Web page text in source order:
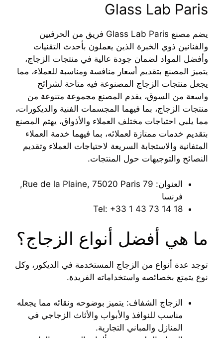
Glass Lab Paris
يضم مصنع Glass Lab Paris فريق من الحرفيين
والفنانين ذوي الخبرة الذين يعملون بأحدث التقنيات
وأفضل المواد لضمان جودة عالية في منتجات الزجاج،
يتميز المصنع بتقديم أسعار منافسة ومناسبة للعملاء، مما
يجعل منتجات الزجاج المصنوعة فيه متاحة لشرائح
واسعة من السوق، يقدم المصنع مجموعة متنوعة من
منتجات الزجاج، بما فيهما المجسمات الفنية والديكورات،
مما يلبي احتياجات مختلف العملاء والأذواق، يهتم المصنع
بتقديم خدمات ممتازة لعملائه، بما فيهما خدمة العملاء
المتفانية والاستجابة السريعة لاحتياجات العملاء وتقديم
النصائح والتوجيهات حول المنتجات.
العنوان: 79 Rue de la Plaine, 75020 Paris,
فرنسا
Tel: ‎+33 1 43 73 14 18
ما هي أفضل أنواع الزجاج؟
توجد عدة أنواع من الزجاج المستخدمة في الديكور، وكل
نوع يتمتع بخصائصه واستخداماته الفريدة.
الزجاج الشفاف: يتميز بوضوحه ونقائه مما يجعله
مناسب للنوافذ والأبواب والأثاث الزجاجي في
المنازل والمباني التجارية.